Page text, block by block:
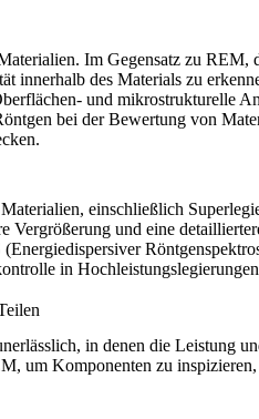
Im Gegensatz zu
innerhalb des Materials zu
und mikrostrukturelle
bei der Bewertung von
einschließlich
Vergrößerung und eine
in
in denen die Leistung
um Komponenten zu